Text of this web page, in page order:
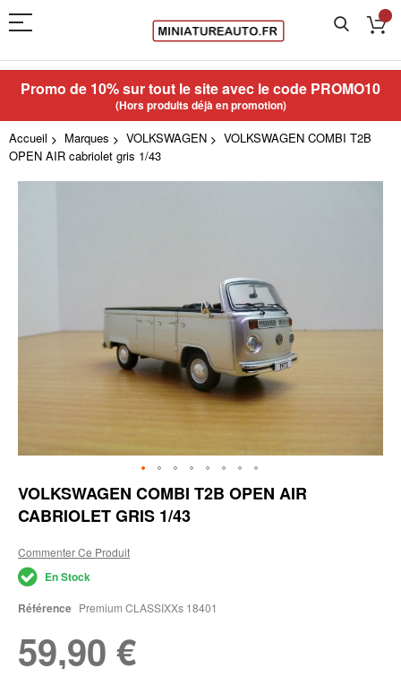
Promo de 10% sur tout le site avec le code PROMO10
(Hors produits déjà en promotion)
Accueil Marques VOLKSWAGEN
VOLKSWAGEN COMBI T2B
OPEN AIR cabriolet gris 1/43
Skip
to
the
of
the
images
VOLKSWAGEN COMBI T2B OPEN AIR
CABRIOLET GRIS 1/43
Commenter Ce Produit
En Stock
Référence Premium CLASSIXXs 18401
59,90 €